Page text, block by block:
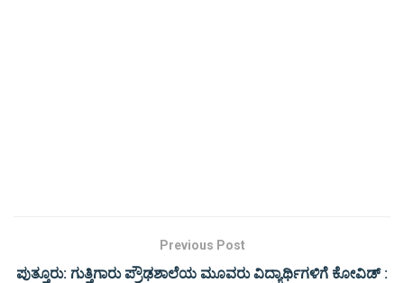
Previous Post
ಪುತ್ತೂರು: ಗುತ್ತಿಗಾರು ಪ್ರೌಢಶಾಲೆಯ ಮೂವರು ವಿದ್ಯಾರ್ಥಿಗಳಿಗೆ ಕೋವಿಡ್ :